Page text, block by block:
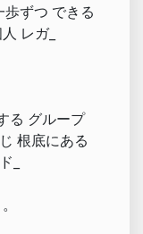
ずつ できる
レガ_
る グループ
根底にある
_